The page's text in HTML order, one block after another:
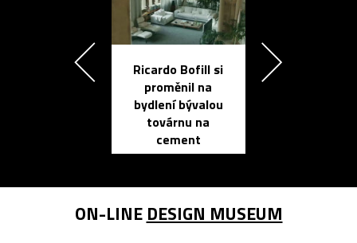
Ricardo Bofill si
proměnil na
bydlení bývalou
továrnu na
cement
ON-LINE DESIGN MUSEUM